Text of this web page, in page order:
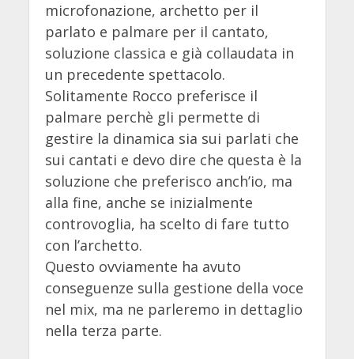
microfonazione, archetto per il
parlato e palmare per il cantato,
soluzione classica e già collaudata in
un precedente spettacolo.
Solitamente Rocco preferisce il
palmare perchè gli permette di
gestire la dinamica sia sui parlati che
sui cantati e devo dire che questa è la
soluzione che preferisco anch’io, ma
alla fine, anche se inizialmente
controvoglia, ha scelto di fare tutto
con l’archetto.
Questo ovviamente ha avuto
conseguenze sulla gestione della voce
nel mix, ma ne parleremo in dettaglio
nella terza parte.